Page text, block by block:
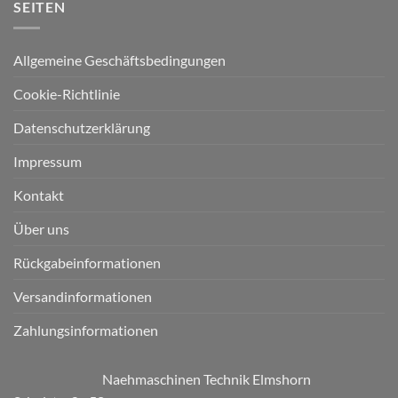
SEITEN
Allgemeine Geschäftsbedingungen
Cookie-Richtlinie
Datenschutzerklärung
Impressum
Kontakt
Über uns
Rückgabeinformationen
Versandinformationen
Zahlungsinformationen
Naehmaschinen Technik Elmshorn